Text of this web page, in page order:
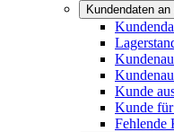
Kundendaten
Kunde
Kunde für
Fehlende